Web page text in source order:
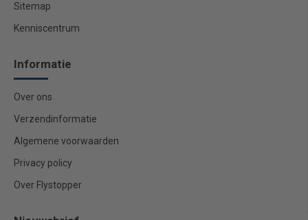
Sitemap
Kenniscentrum
Informatie
Over ons
Verzendinformatie
Algemene voorwaarden
Privacy policy
Over Flystopper